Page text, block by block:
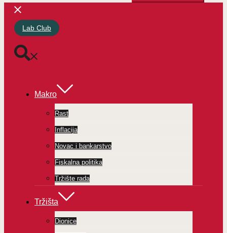
Lab Club
Makro
Rast
Inflacija
Novac i bankarstvo
Fiskalna politika
Tržište rada
Tržišta
Dionice